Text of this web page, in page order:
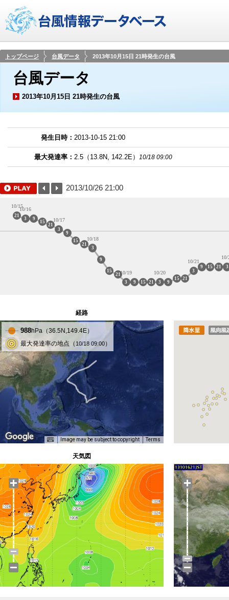
トップページ 台風データ 2013年10月15日 21時発生の台風
台風データ
2013年10月15日 21時発生の台風
発生日時： 2013-10-15 21:00
最大発達率： 2.5 （ 13.8N, 142.2E） 10/18 09:00
2013/10/26 21:00
21
10/15
3
10/16
9
15
21
3
10/17
9
15
21
3
10/18
9
15
21
3
10/19
9 15 21 3
10/20
9
15 21
3
10/21
9 15 21 3
10/
経路
Image may be subject to copyright Terms
988hPa（36.5 N,149.4E）
最大発達率の地点（ 10/18 09:00）
天気図